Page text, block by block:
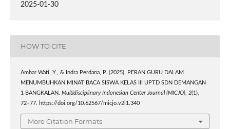
2025-01-30
HOW TO CITE
Ambar Wati, Y., & Indra Perdana, P. (2025). PERAN GURU DALAM
MENUMBUHKAN MINAT BACA SISWA KELAS III UPTD SDN DEMANGAN
1 BANGKALAN. Multidisciplinary Indonesian Center Journal (MICJO), 2(1),
72–77. https://doi.org/10.62567/micjo.v2i1.340
More Citation Formats